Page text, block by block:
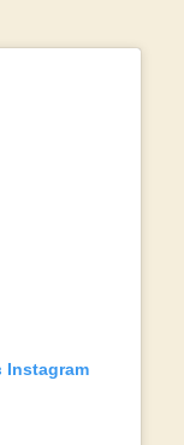
Instagram